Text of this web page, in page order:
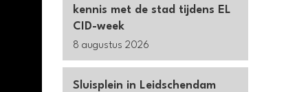
kennis met de stad tijdens EL
CID-week
8 augustus 2026
Sluisplein in Leidschendam